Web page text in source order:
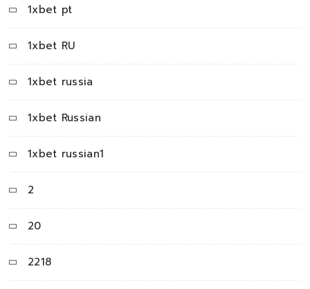
1xbet pt
1xbet RU
1xbet russia
1xbet Russian
1xbet russian1
2
20
2218